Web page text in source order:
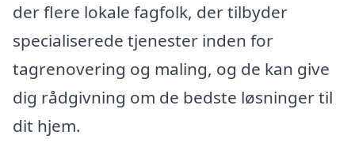
der flere lokale fagfolk, der tilbyder
specialiserede tjenester inden for
tagrenovering og maling, og de kan give
dig rådgivning om de bedste løsninger til
dit hjem.